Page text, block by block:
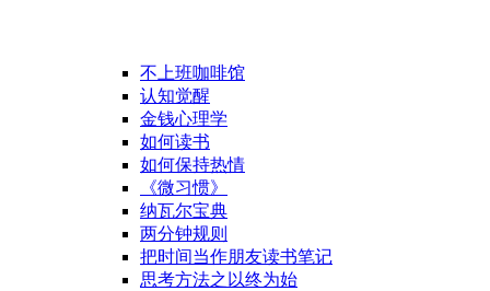
不上班咖啡馆
认知觉醒
金钱心理学
如何读书
如何保持热情
《微习惯》
纳瓦尔宝典
两分钟规则
把时间当作朋友读书笔记
思考方法之以终为始